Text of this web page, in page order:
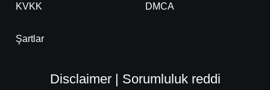
KVKK DMCA
Şartlar
Disclaimer | Sorumluluk reddi